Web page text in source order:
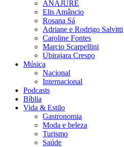
ANAJURE
Elis Amâncio
Rosana Sá
Adriane e Rodrigo Salvitti
Caroline Fontes
Marcio Scarpellini
Ubirajara Crespo
Música
Nacional
Internacional
Podcasts
Bíblia
Vida & Estilo
Gastronomia
Moda e beleza
Turismo
Saúde